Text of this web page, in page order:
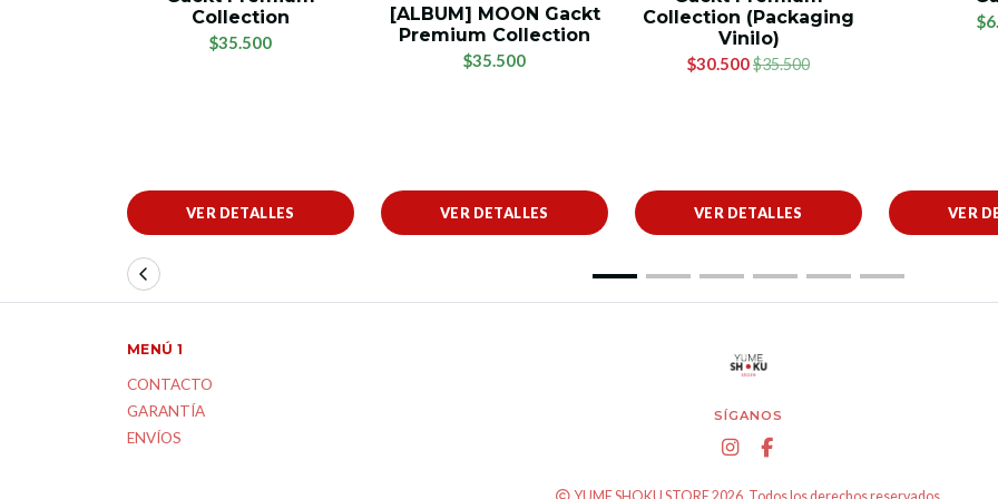
Collection
$35.500
VER DETALLES
[ALBUM] MOON Gackt
Premium Collection
$35.500
VER DETALLES
Collection (Packaging
Vinilo)
$30.500$35.500
VER DETALLES VER
SÍGANOS
MENÚ 1
CONTACTO
GARANTÍA
ENVÍOS